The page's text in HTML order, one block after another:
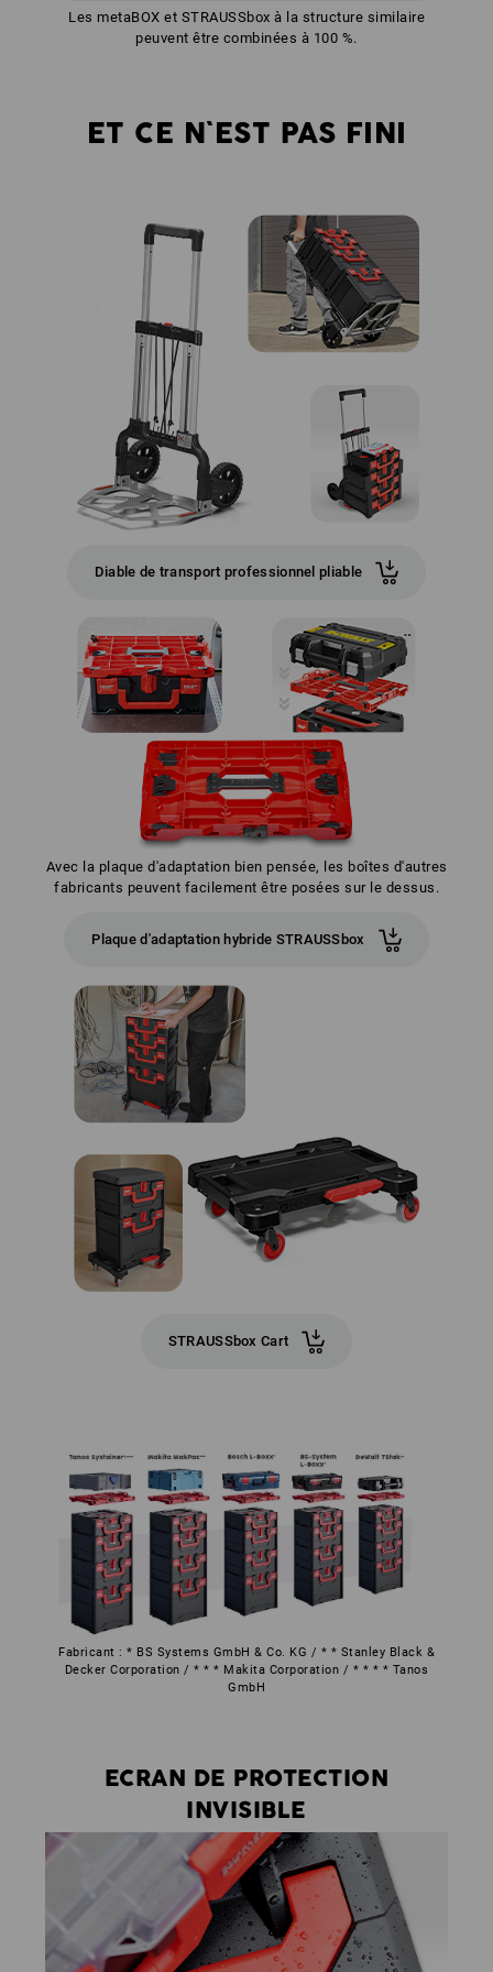
Les metaBOX et STRAUSSbox à la structure similaire
peuvent être combinées à 100 %.
ET CE N`EST PAS FINI
Diable de transport professionnel pliable
Avec la plaque d'adaptation bien pensée, les boîtes d'autres
fabricants peuvent facilement être posées sur le dessus.
Plaque d'adaptation hybride STRAUSSbox
STRAUSSbox Cart
Fabricant : * BS Systems GmbH & Co. KG / * * Stanley Black &
Decker Corporation / * * * Makita Corporation / * * * * Tanos
GmbH
ECRAN DE PROTECTION
INVISIBLE